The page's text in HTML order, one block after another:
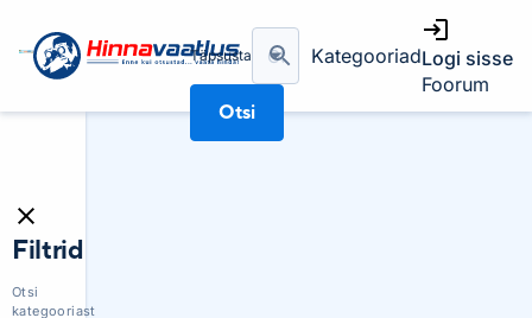
Täpsusta
Otsi
KategooriadLogi sisse
Foorum
Filtrid
Otsi
kategooriast